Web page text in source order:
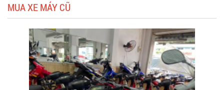
MUA XE MÁY CŨ